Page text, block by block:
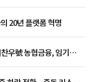
20년 플랫폼 혁명
우號 농협금융, 임기